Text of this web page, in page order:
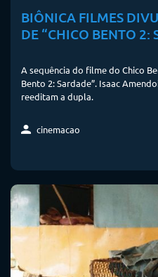
BIÔNICA FILMES
DE “CHICO BENTO 2:
A sequência do filme do Chico
Bento 2: Sardade”. Isaac
reeditam a dupla.
cinemacao